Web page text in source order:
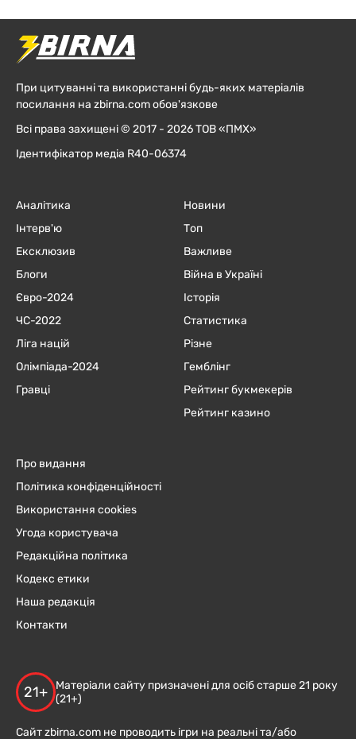
При цитуванні та використанні будь-яких матеріалів
посилання на zbirna.com обов'язкове
Всі права захищені © 2017 - 2026 ТОВ «ПМХ»
Ідентифікатор медіа R40-06374
Аналітика
Інтерв'ю
Ексклюзив
Блоги
Євро-2024
ЧC-2022
Ліга націй
Олімпіада-2024
Гравці
Новини
Топ
Важливе
Війна в Україні
Історія
Статистика
Різне
Гемблінг
Рейтинг букмекерів
Рейтинг казино
Про видання
Політика конфіденційності
Використання cookies
Угода користувача
Редакційна політика
Кодекс етики
Наша редакція
Контакти
21+
Матеріали сайту призначені для осіб старше 21 року
(21+)
Сайт zbirna.com не проводить ігри на реальні та/або